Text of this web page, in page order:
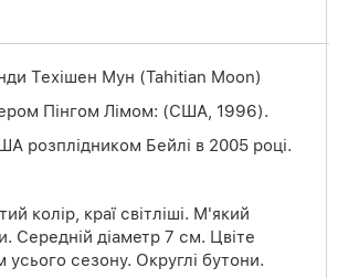
Техішен Мун (Tahitian Moon)
Пінгом Лімом: (США, 1996).
розплідником Бейлі в 2005 році.
колір, краї світліші. М'який
Середній діаметр 7 см. Цвіте
усього сезону. Округлі бутони.